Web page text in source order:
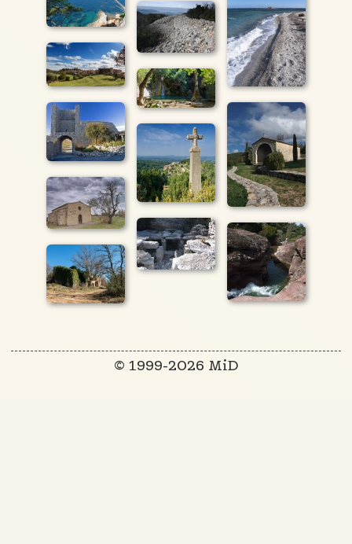
© 1999-2026 MiD